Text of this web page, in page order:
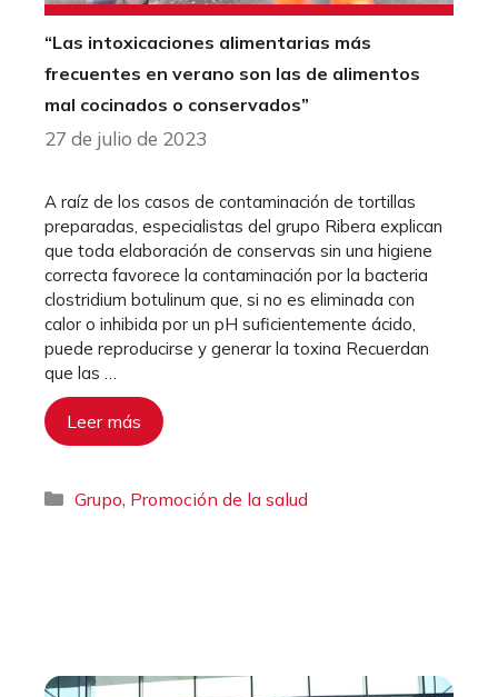
“Las intoxicaciones alimentarias más
frecuentes en verano son las de alimentos
mal cocinados o conservados”
27 de julio de 2023
A raíz de los casos de contaminación de tortillas
preparadas, especialistas del grupo Ribera explican
que toda elaboración de conservas sin una higiene
correcta favorece la contaminación por la bacteria
clostridium botulinum que, si no es eliminada con
calor o inhibida por un pH suficientemente ácido,
puede reproducirse y generar la toxina Recuerdan
que las …
Leer más
Categorías
Grupo, Promoción de la salud